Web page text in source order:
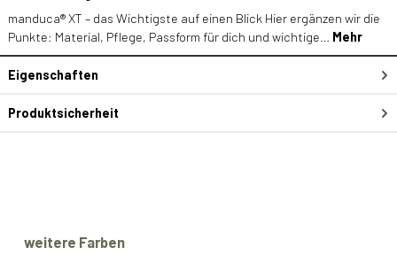
manduca® XT – das Wichtigste auf einen Blick Hier ergänzen wir die
Punkte: Material, Pflege, Passform für dich und wichtige… Mehr
Eigenschaften
Produktsicherheit
Produktgalerie überspringen
weitere Farben